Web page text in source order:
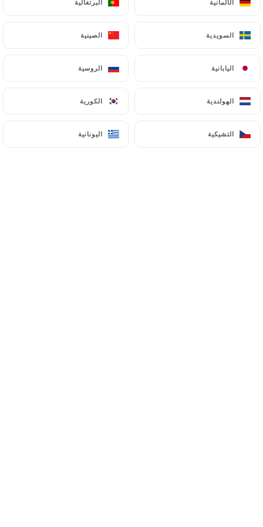
الألمانية البرتغالية
السويدية الصينية
اليابانية الروسية
الهولندية الكورية
التشيكية اليونانية
الألمانية البرتغالية
السويدية الصينية
اليابانية الروسية
الهولندية الكورية
التشيكية اليونانية